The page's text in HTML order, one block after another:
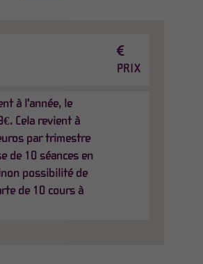
PRIX
à l'année, le
Cela revient à
par trimestre
de 10 séances en
possibilité de
de 10 cours à